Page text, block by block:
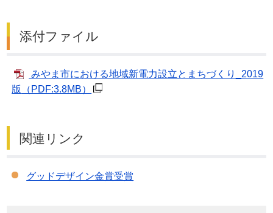
添付ファイル
みやま市における地域新電力設立とまちづくり_2019
版
（PDF:3.8MB）
関連リンク
グッドデザイン金賞受賞